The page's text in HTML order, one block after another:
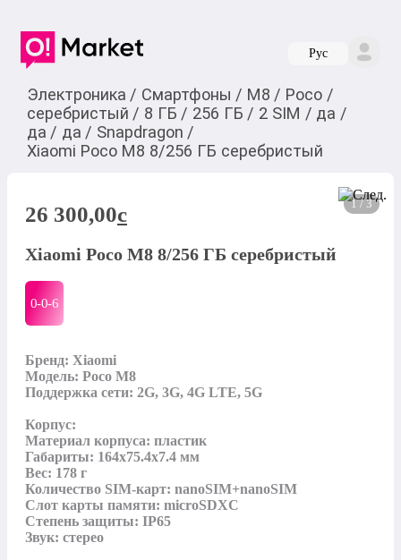
Руc
Электроника / Смартфоны / M8 / Poco /
серебристый / 8 ГБ / 256 ГБ / 2 SIM / да /
да / да / Snapdragon /
Xiaomi Poco M8 8/256 ГБ серебристый
1 / 3
26 300,00c
Xiaomi Poco M8 8/256 ГБ серебристый
0-0-6
Бренд: Xiaomi
Модель: Poco M8
Поддержка сети: 2G, 3G, 4G LTE, 5G
Корпус:
Материал корпуса: пластик
Габариты: 164x75.4x7.4 мм
Вес: 178 г
Количество SIM-карт: nanoSIM+nanoSIM
Слот карты памяти: microSDXC
Степень защиты: IP65
Звук: стерео